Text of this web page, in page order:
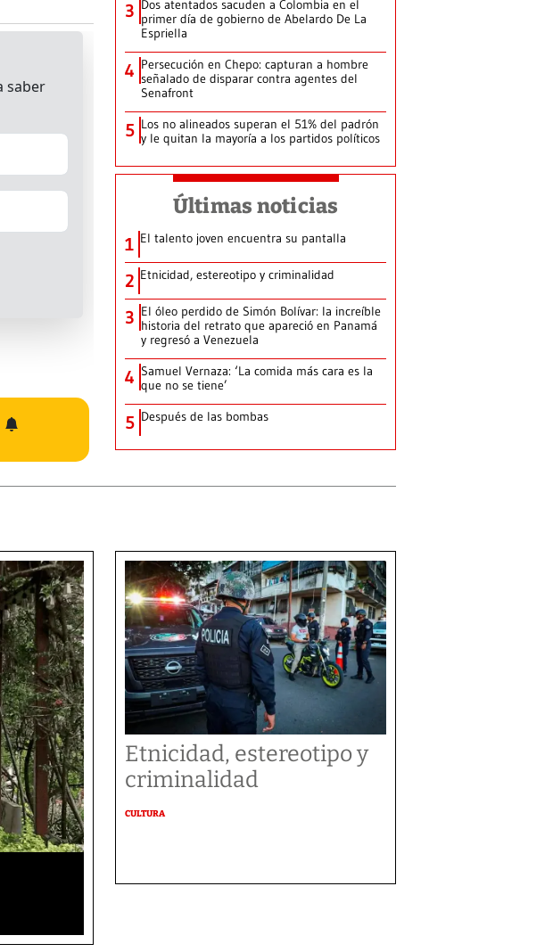
3 Dos atentados sacuden a Colombia en el
primer día de gobierno de Abelardo De La
Espriella
4 Persecución en Chepo: capturan a hombre
señalado de disparar contra agentes del
Senafront
5 Los no alineados superan el 51% del padrón
y le quitan la mayoría a los partidos políticos
Últimas noticias
1 El talento joven encuentra su pantalla​
2 Etnicidad, estereotipo y criminalidad
3 El óleo perdido de Simón Bolívar: la increíble
historia del retrato que apareció en Panamá
y regresó a Venezuela
4 Samuel Vernaza: ‘La comida más cara es la
que no se tiene’
5 Después de las bombas
Etnicidad, estereotipo y
criminalidad
CULTURA